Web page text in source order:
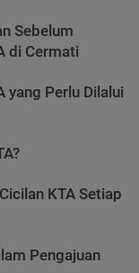
Sebelum
di Cermati
yang Perlu Dilalui
KTA Setiap
Pengajuan